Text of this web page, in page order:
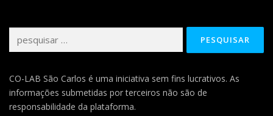
por:
CO-LAB São Carlos é uma iniciativa sem fins lucrativos. As
informações submetidas por terceiros não são de
responsabilidade da plataforma.